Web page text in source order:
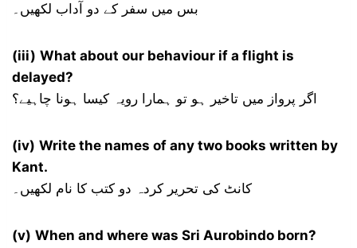
بس میں سفر کے دو آداب لکھیں۔
(iii) What about our behaviour if a flight is
delayed?
اگر پرواز میں تاخیر ہو تو ہمارا رویہ کیسا ہونا چاہیے؟
(iv) Write the names of any two books written by
Kant.
کانٹ کی تحریر کردہ دو کتب کا نام لکھیں۔
(v) When and where was Sri Aurobindo born?